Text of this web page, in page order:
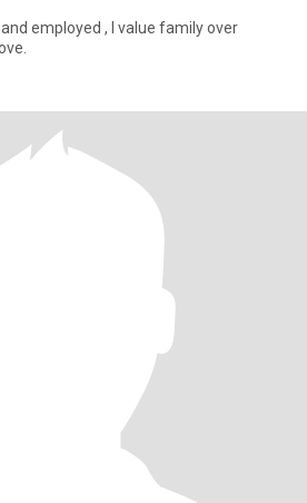
employed , I value family over